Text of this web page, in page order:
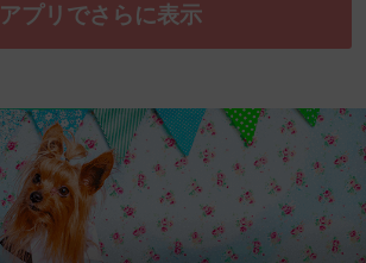
アプリでさらに表示